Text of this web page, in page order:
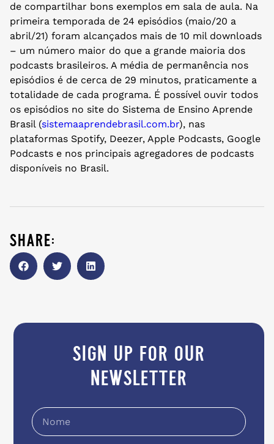
de compartilhar bons exemplos em sala de aula. Na
primeira temporada de 24 episódios (maio/20 a
abril/21) foram alcançados mais de 10 mil downloads
– um número maior do que a grande maioria dos
podcasts brasileiros. A média de permanência nos
episódios é de cerca de 29 minutos, praticamente a
totalidade de cada programa. É possível ouvir todos
os episódios no site do Sistema de Ensino Aprende
Brasil (sistemaaprendebrasil.com.br), nas
plataformas Spotify, Deezer, Apple Podcasts, Google
Podcasts e nos principais agregadores de podcasts
disponíveis no Brasil.
share:
sign up for our
newsletter